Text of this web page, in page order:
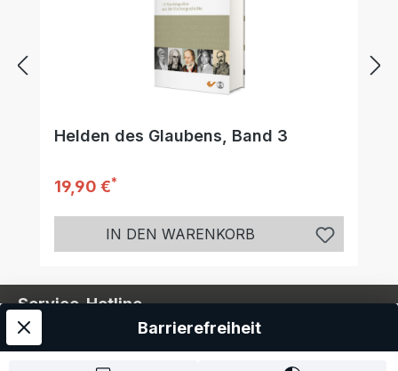
Helden des Glaubens, Band 3
Regulärer Preis:
19,90 €*
IN DEN WARENKORB
Service-Hotline
Service
Barrierefreiheit